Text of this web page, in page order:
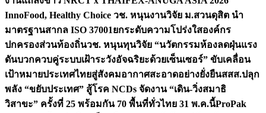
InnoFood, Healthy Choice วช. หนุนงานวิจัย ม.สวนดุสิต นำ
มาตรฐานสากล ISO 37001ยกระดับความโปร่งใสองค์กร
ปกครองส่วนท้องถิ่นวช. หนุนทุนวิจัย “นวัตกรรมห้องลดฝุ่นแรง
ดันบวกควบคู่ระบบเฝ้าระวังอัจฉริยะด้วยเซ็นเซอร์” ขับเคลื่อน
เป้าหมายประเทศไทยสู่สังคมอากาศสะอาดอย่างยั่งยืนสสส.ปลุก
พลัง “ขยับประเทศ” สู้โรค NCDs จัดงาน “เดิน-วิ่งสมาธิ
วิสาขะ” ครั้งที่ 25 พร้อมกัน 70 พื้นที่ทั่วไทย 31 พ.ค.นี้ProPak